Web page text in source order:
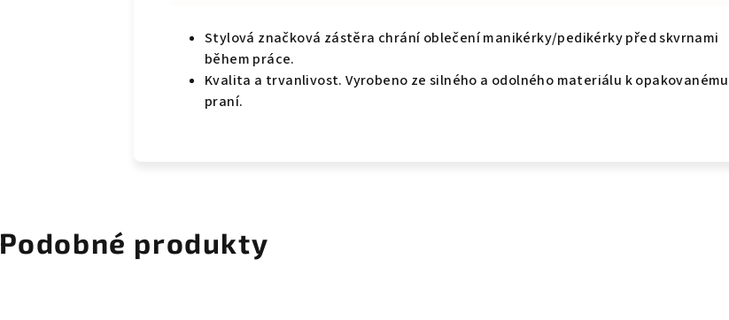
Stylová značková zástěra chrání oblečení manikérky/pedikérky před skvrnami
během práce.
Kvalita a trvanlivost. Vyrobeno ze silného a odolného materiálu k opakovanému
praní.
Podobné produkty